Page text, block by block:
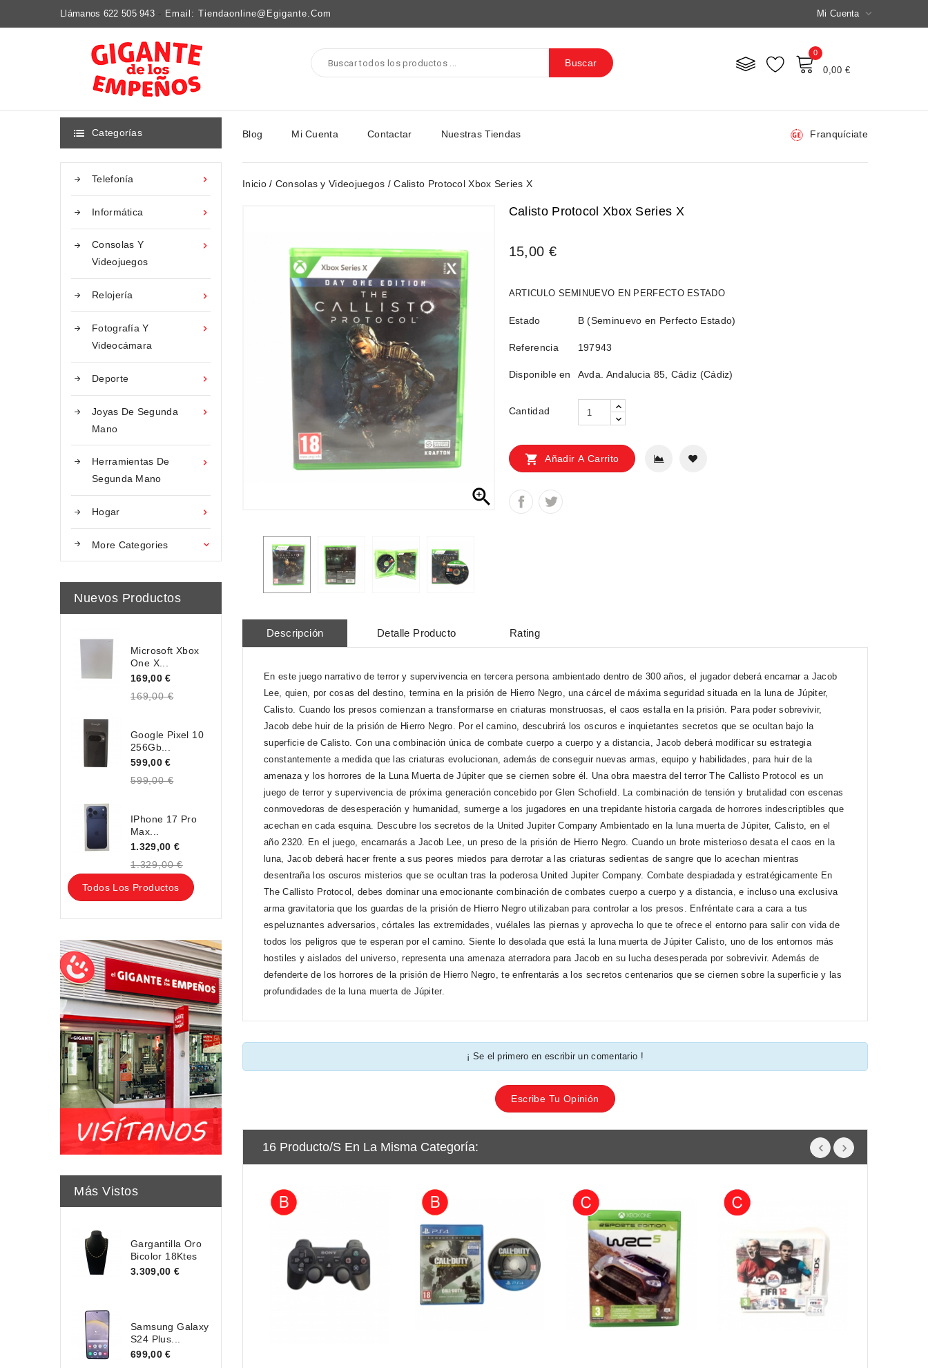
Llámanos 622 505 943 - Email: Tiendaonline@egigante.com Mi Cuenta 
0
0,00 €
Buscar
 Categorías

Telefonía

Informática

Consolas Y
Videojuegos

Relojería

Fotografía Y
Videocámara

Deporte

Joyas De Segunda
Mano

Herramientas De
Segunda Mano

Hogar
More Categories 
Nuevos Productos
Microsoft Xbox
One X...
169,00 €
169,00 €
Google Pixel 10
256Gb...
599,00 €
599,00 €
IPhone 17 Pro
Max...
1.329,00 €
1.329,00 €
Todos Los Productos
Más Vistos
Gargantilla Oro
Bicolor 18Ktes
3.309,00 €
Samsung Galaxy
S24 Plus...
699,00 €
Blog Mi Cuenta Contactar Nuestras Tiendas Franquíciate
Inicio Consolas y Videojuegos Calisto Protocol Xbox Series X

Calisto Protocol Xbox Series X
15,00 €
ARTICULO SEMINUEVO EN PERFECTO ESTADO
Estado B (Seminuevo en Perfecto Estado)
Referencia 197943
Disponible en Avda. Andalucia 85, Cádiz (Cádiz)
Cantidad
 Añadir A Carrito
Descripción Detalle Producto Rating
En este juego narrativo de terror y supervivencia en tercera persona ambientado dentro de 300 años, el jugador deberá encarnar a Jacob
Lee, quien, por cosas del destino, termina en la prisión de Hierro Negro, una cárcel de máxima seguridad situada en la luna de Júpiter,
Calisto. Cuando los presos comienzan a transformarse en criaturas monstruosas, el caos estalla en la prisión. Para poder sobrevivir,
Jacob debe huir de la prisión de Hierro Negro. Por el camino, descubrirá los oscuros e inquietantes secretos que se ocultan bajo la
superficie de Calisto. Con una combinación única de combate cuerpo a cuerpo y a distancia, Jacob deberá modificar su estrategia
constantemente a medida que las criaturas evolucionan, además de conseguir nuevas armas, equipo y habilidades, para huir de la
amenaza y los horrores de la Luna Muerta de Júpiter que se ciernen sobre él. Una obra maestra del terror The Callisto Protocol es un
juego de terror y supervivencia de próxima generación concebido por Glen Schofield. La combinación de tensión y brutalidad con escenas
conmovedoras de desesperación y humanidad, sumerge a los jugadores en una trepidante historia cargada de horrores indescriptibles que
acechan en cada esquina. Descubre los secretos de la United Jupiter Company Ambientado en la luna muerta de Júpiter, Calisto, en el
año 2320. En el juego, encarnarás a Jacob Lee, un preso de la prisión de Hierro Negro. Cuando un brote misterioso desata el caos en la
luna, Jacob deberá hacer frente a sus peores miedos para derrotar a las criaturas sedientas de sangre que lo acechan mientras
desentraña los oscuros misterios que se ocultan tras la poderosa United Jupiter Company. Combate despiadada y estratégicamente En
The Callisto Protocol, debes dominar una emocionante combinación de combates cuerpo a cuerpo y a distancia, e incluso una exclusiva
arma gravitatoria que los guardas de la prisión de Hierro Negro utilizaban para controlar a los presos. Enfréntate cara a cara a tus
espeluznantes adversarios, córtales las extremidades, vuélales las piernas y aprovecha lo que te ofrece el entorno para salir con vida de
todos los peligros que te esperan por el camino. Siente lo desolada que está la luna muerta de Júpiter Calisto, uno de los entornos más
hostiles y aislados del universo, representa una amenaza aterradora para Jacob en su lucha desesperada por sobrevivir. Además de
defenderte de los horrores de la prisión de Hierro Negro, te enfrentarás a los secretos centenarios que se ciernen sobre la superficie y las
profundidades de la luna muerta de Júpiter.
¡ Se el primero en escribir un comentario !
Escribe Tu Opinión
16 Producto/s En La Misma Categoría: